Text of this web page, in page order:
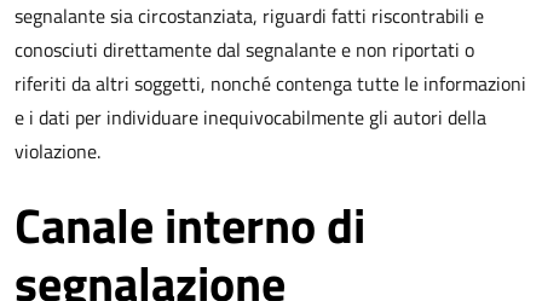
segnalante sia circostanziata, riguardi fatti riscontrabili e
conosciuti direttamente dal segnalante e non riportati o
riferiti da altri soggetti, nonché contenga tutte le informazioni
e i dati per individuare inequivocabilmente gli autori della
violazione.
Canale interno di
segnalazione